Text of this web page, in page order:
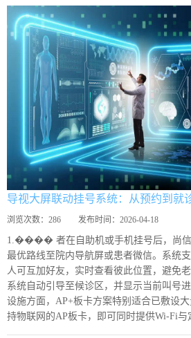
导视大屏联动挂号系统：从预约到就
浏览次数： 286 发布时间： 2026-04-18
1.���� 者在自助机或手机挂号后，尚信
最优路线至院内导航屏或患者微信。系统
人可互加好友，实时查看彼此位置，避免
系统自动引导至候诊区，并显示当前叫号
设施方面，AP+板卡方案特别适合已敷设
持物联网的AP板卡，即可同时提供Wi-Fi与